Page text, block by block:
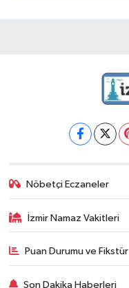
Nöbetçi Eczaneler
İzmir Namaz Vakitleri
Puan Durumu ve Fikstür
Son Dakika Haberleri